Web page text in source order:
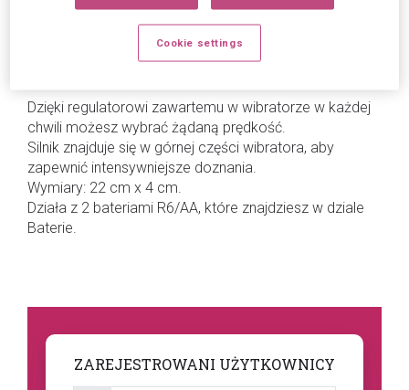
elastycznym dotyku, specjalnie zaprojektowany do
Dzięki regulatorowi zawartemu w wibratorze w każdej
chwili możesz wybrać żądaną prędkość.
Silnik znajduje się w górnej części wibratora, aby
zapewnić intensywniejsze doznania.
Wymiary: 22 cm x 4 cm.
Działa z 2 bateriami R6/AA, które znajdziesz w dziale
Baterie.
ZAREJESTROWANI UŻYTKOWNICY
Cookie settings